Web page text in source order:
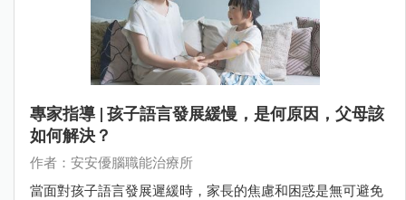
專家指導 | 孩子語言發展緩慢，是何原因，父母該
如何解決？
作者：安安優腦職能治療所
當面對孩子語言發展遲緩時，家長的焦慮和困惑是無可避免